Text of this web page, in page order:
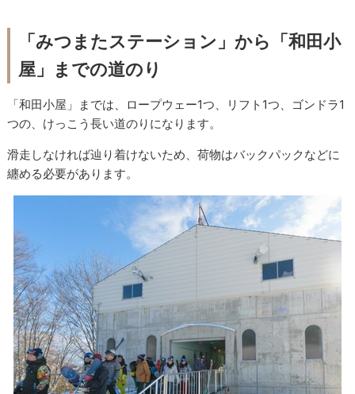
「みつまたステーション」から「和田小
屋」までの道のり
「和田小屋」までは、ロープウェー1つ、リフト1つ、ゴンドラ1
つの、けっこう長い道のりになります。
滑走しなければ辿り着けないため、荷物はバックパックなどに
纏める必要があります。